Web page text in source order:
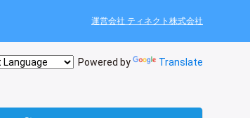
運営会社 ティネクト株式会社
Powered by Translate